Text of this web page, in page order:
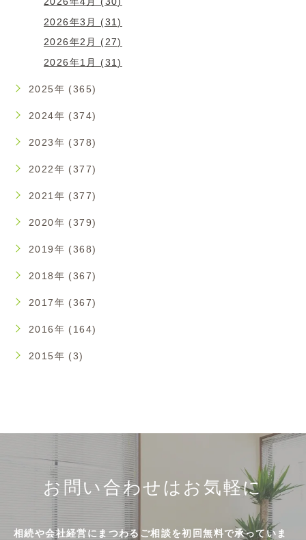
2026年3月 (31)
2026年2月 (27)
2026年1月 (31)
2025年 (365)
2024年 (374)
2023年 (378)
2022年 (377)
2021年 (377)
2020年 (379)
2019年 (368)
2018年 (367)
2017年 (367)
2016年 (164)
2015年 (3)
お問い合わせはお気軽に
相続や会社経営にまつわるご相談を初回無料で承っていま